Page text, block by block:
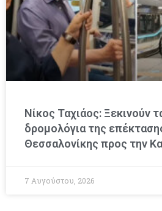
Νίκος Ταχιάος: Ξεκινούν
δρομολόγια της
Θεσσαλονίκης προς την
7 Αυγούστου, 2026